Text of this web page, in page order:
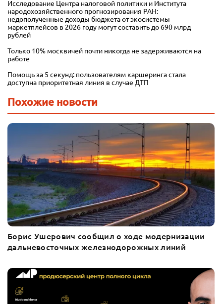
Исследование Центра налоговой политики и Института
народохозяйственного прогнозирования РАН:
недополученные доходы бюджета от экосистемы
маркетплейсов в 2026 году могут составить до 690 млрд
рублей
Только 10% москвичей почти никогда не задерживаются на
работе
Помощь за 5 секунд: пользователям каршеринга стала
доступна приоритетная линия в случае ДТП
Похожие новости
Борис Ушерович сообщил о ходе модернизации
дальневосточных железнодорожных линий